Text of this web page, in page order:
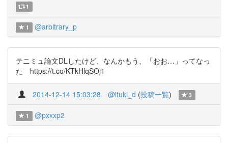
1
1 @arbitrary_p
テニミュ論文DLしたけど、なんかもう、「おお…」ってなっ
た https://t.co/KTkHlqSOj1
2014-12-14 15:03:28 @ituki_d (投稿一覧) 3
1 @pxxxp2